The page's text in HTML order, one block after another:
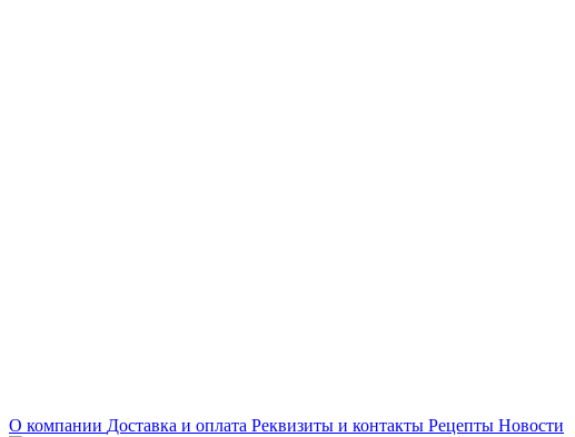
О компании Доставка и оплата Реквизиты и контакты Рецепты Новости